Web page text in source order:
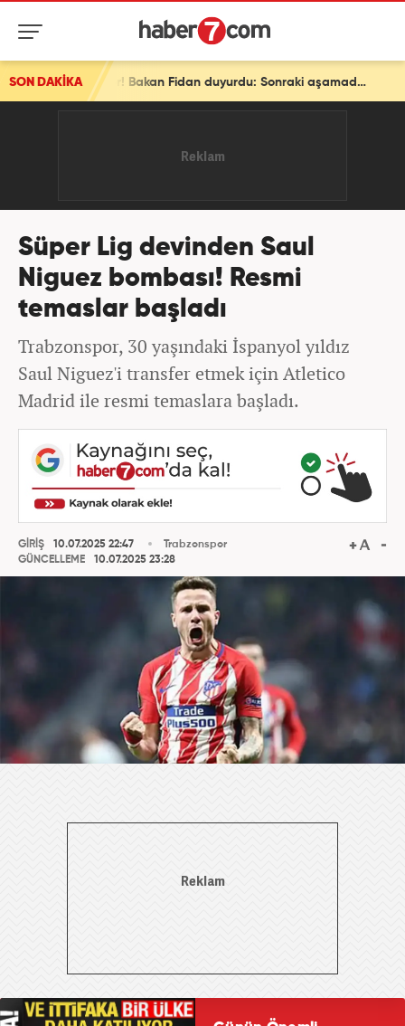
SON DAKİKA Son dakika: Ve bir ülke daha ittifaka katılıyor! Bakan Fidan duyurdu: Sonraki aşamada...
Süper Lig devinden Saul
Niguez bombası! Resmi
temaslar başladı
Trabzonspor, 30 yaşındaki İspanyol yıldız
Saul Niguez'i transfer etmek için Atletico
Madrid ile resmi temaslara başladı.
GİRİŞ
10.07.2025 22:47
GÜNCELLEME
10.07.2025 23:28
Trabzonspor